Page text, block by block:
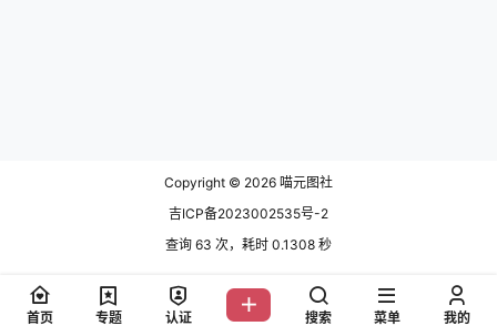
Copyright © 2026 喵元图社
吉ICP备2023002535号-2
查询 63 次，耗时 0.1308 秒
首页 专题 认证 搜索 菜单 我的